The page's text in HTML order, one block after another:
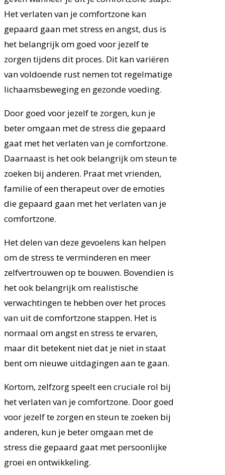
Het verlaten van je comfortzone kan
gepaard gaan met stress en angst, dus is
het belangrijk om goed voor jezelf te
zorgen tijdens dit proces. Dit kan variëren
van voldoende rust nemen tot regelmatige
lichaamsbeweging en gezonde voeding.
Door goed voor jezelf te zorgen, kun je
beter omgaan met de stress die gepaard
gaat met het verlaten van je comfortzone.
Daarnaast is het ook belangrijk om steun te
zoeken bij anderen. Praat met vrienden,
familie of een therapeut over de emoties
die gepaard gaan met het verlaten van je
comfortzone.
Het delen van deze gevoelens kan helpen
om de stress te verminderen en meer
zelfvertrouwen op te bouwen. Bovendien is
het ook belangrijk om realistische
verwachtingen te hebben over het proces
van uit de comfortzone stappen. Het is
normaal om angst en stress te ervaren,
maar dit betekent niet dat je niet in staat
bent om nieuwe uitdagingen aan te gaan.
Kortom, zelfzorg speelt een cruciale rol bij
het verlaten van je comfortzone. Door goed
voor jezelf te zorgen en steun te zoeken bij
anderen, kun je beter omgaan met de
stress die gepaard gaat met persoonlijke
groei en ontwikkeling.